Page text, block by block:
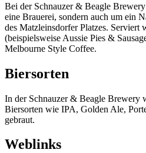
Bei der Schnauzer & Beagle
eine Brauerei, sondern auch um ein
des Matzleinsdorfer Platzes. Serviert
(beispielsweise Aussie Pies &
Melbourne Style Coffee.
Biersorten
In der Schnauzer & Beagle Brewery
Biersorten wie IPA, Golden Ale,
gebraut.
Weblinks